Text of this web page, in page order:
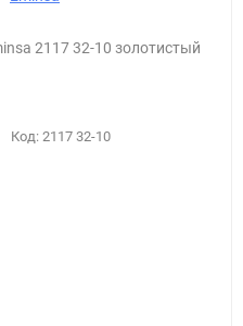
2117 32-10 золотистый
Код: 2117 32-10